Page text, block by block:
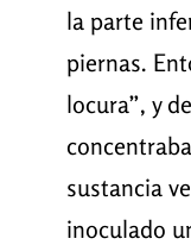
la parte
piernas.
locura”, y
sustancia
inoculado